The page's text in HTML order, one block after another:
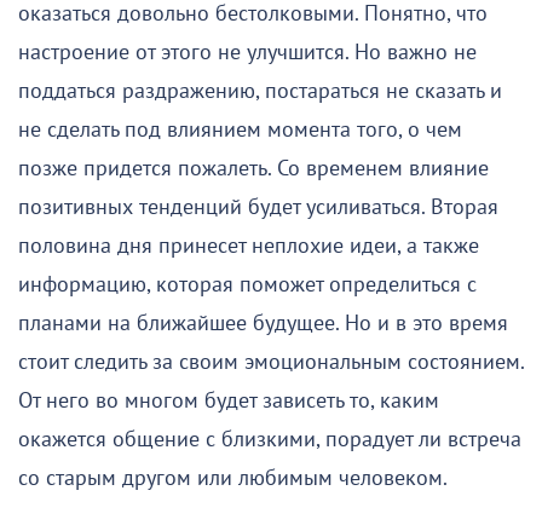
оказаться довольно бестолковыми. Понятно, что
настроение от этого не улучшится. Но важно не
поддаться раздражению, постараться не сказать и
не сделать под влиянием момента того, о чем
позже придется пожалеть. Со временем влияние
позитивных тенденций будет усиливаться. Вторая
половина дня принесет неплохие идеи, а также
информацию, которая поможет определиться с
планами на ближайшее будущее. Но и в это время
стоит следить за своим эмоциональным состоянием.
От него во многом будет зависеть то, каким
окажется общение с близкими, порадует ли встреча
со старым другом или любимым человеком.